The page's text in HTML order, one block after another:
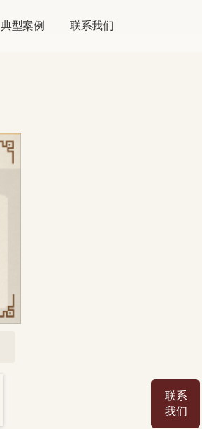
典型案例 联系我们
联系
我们